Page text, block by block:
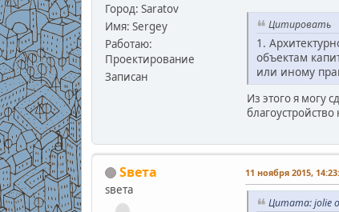
Город: Saratov
Имя: Sergey
Работаю:
Проектирование
Записан
Цитировать
1.
объектам
или иному
Из этого я могу
Sвета
sвета
11 ноября 2015,
Цитата: jolie